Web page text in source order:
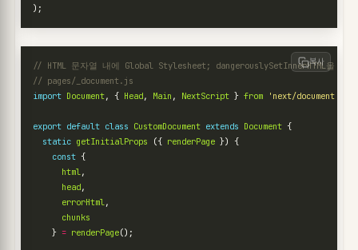
);
import Document, { Head, Main , NextScript } from 'next/document'
export default class CustomDocument extends Document {
static getInitialProps ({ renderPage }) {
const {
html ,
head,
errorHtml ,
chunks
} = renderPage();
복사